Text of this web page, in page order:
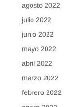
agosto 2022
julio 2022
junio 2022
mayo 2022
abril 2022
marzo 2022
febrero 2022